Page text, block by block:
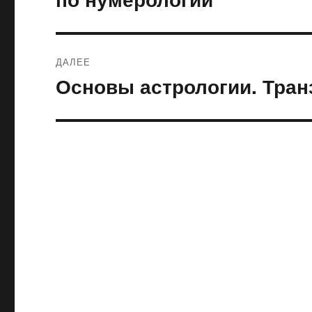
ДАЛЕЕ
Следующая
Основы астрологии.